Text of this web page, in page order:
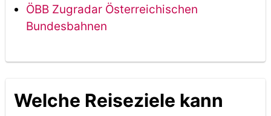
ÖBB Zugradar Österreichischen
Bundesbahnen
Welche Reiseziele kann